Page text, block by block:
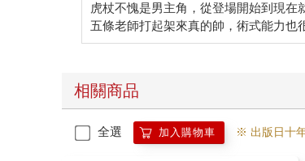
虎杖不愧是男主角，從登場開始到現在
相關商品
全選 加入購物車 ※ 出版日十